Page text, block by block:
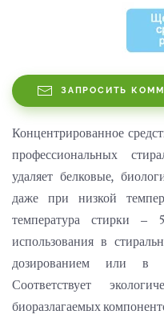
ЗАПРОСИТЬ
Концентрированное
профессиональных
удаляет белковые,
даже при низкой
температура стирки –
использования в
дозированием или в
Соответствует
биоразлагаемых